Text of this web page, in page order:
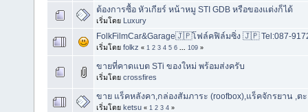
ต้องการซื้อ หัวเกียร์ หน้าหมู STI GDB หรือของแต่งก็ได้
เริ่มโดย Luxury
FolkFilmCar&Garage🇯🇵โฟล์คฟิล์มซิ่ง 🇯🇵 Tel:087-
เริ่มโดย folkz « 1 2 3 4 5 6 109 »
ขายที่คาดแบต STi ของใหม่ พร้อมส่งครับ
เริ่มโดย crossfires
ขาย แร็คหลังคา,กล่องสัมภาระ (roofbox),แร็คจักรยาน ,ต
เริ่มโดย ketsu « 1 2 3 4 »